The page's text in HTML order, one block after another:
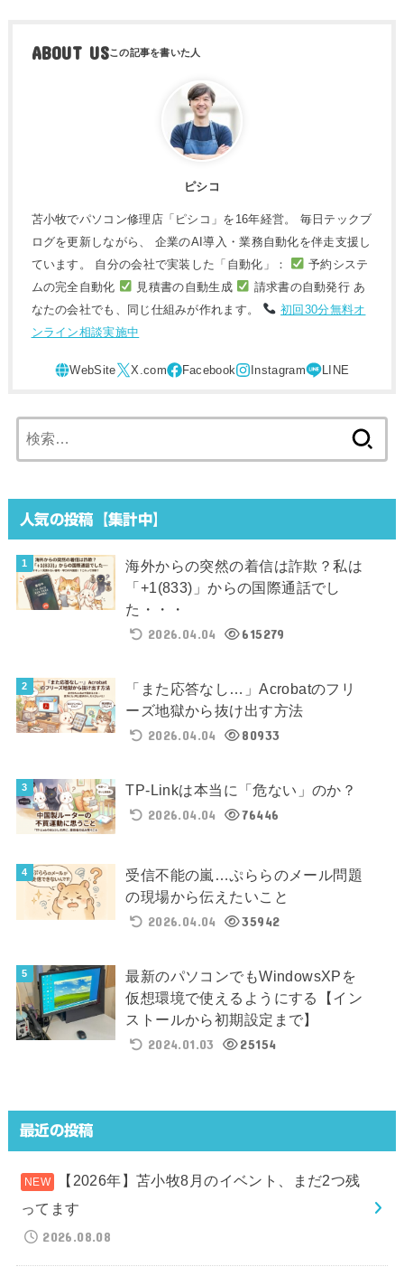
ABOUT US
ピシコ
苫小牧でパソコン修理店「ピシコ」を16年経営。 毎日テックブ
ログを更新しながら、 企業のAI導入・業務自動化を伴走支援し
ています。 自分の会社で実装した「自動化」：
予約システ
ムの完全自動化
見積書の自動生成
請求書の自動発行 あ
なたの会社でも、同じ仕組みが作れます。
初回30分無料オ
ンライン相談実施中
索:
人気の投稿【集計中】
海外からの突然の着信は詐欺？私は
「+1(833)」からの国際通話でし
た・・・
2026.04.04
615279
「また応答なし…」Acrobatのフリ
ーズ地獄から抜け出す方法
2026.04.04
80933
TP-Linkは本当に「危ない」のか？
2026.04.04
76446
受信不能の嵐…ぷららのメール問題
の現場から伝えたいこと
2026.04.04
35942
最新のパソコンでもWindowsXPを
仮想環境で使えるようにする【イン
ストールから初期設定まで】
2024.01.03
25154
最近の投稿
【2026年】苫小牧8月のイベント、まだ2つ残
ってます
2026.08.08